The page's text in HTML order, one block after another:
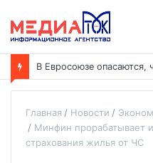
Главная Новости
Минфин прорабатывает
страхования жилья от ЧС